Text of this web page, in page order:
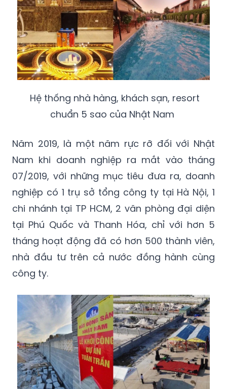
Hệ thống nhà hàng, khách sạn, resort
chuẩn 5 sao của Nhật Nam
Năm 2019, là một năm rực rỡ đối với Nhật
Nam khi doanh nghiệp ra mắt vào tháng
07/2019, với những mục tiêu đưa ra, doanh
nghiệp có 1 trụ sở tổng công ty tại Hà Nội, 1
chi nhánh tại TP HCM, 2 văn phòng đại diện
tại Phú Quốc và Thanh Hóa, chỉ với hơn 5
tháng hoạt động đã có hơn 500 thành viên,
nhà đầu tư trên cả nước đồng hành cùng
công ty.